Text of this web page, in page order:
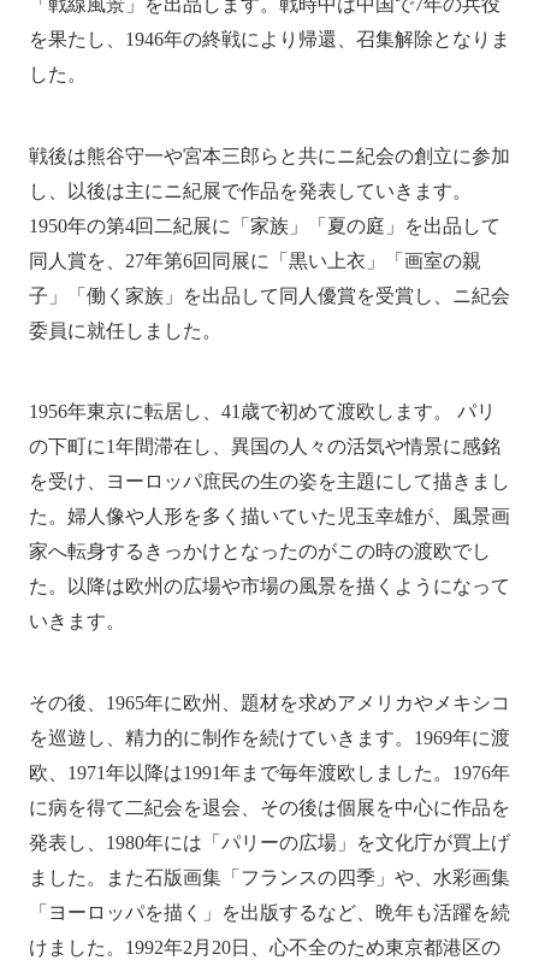
「戦線風景」を出品します。戦時中は中国で7年の兵役
を果たし、1946年の終戦により帰還、召集解除となりま
した。
戦後は熊谷守一や宮本三郎らと共にニ紀会の創立に参加
し、以後は主にニ紀展で作品を発表していきます。
1950年の第4回二紀展に「家族」「夏の庭」を出品して
同人賞を、27年第6回同展に「黒い上衣」「画室の親
子」「働く家族」を出品して同人優賞を受賞し、ニ紀会
委員に就任しました。
1956年東京に転居し、41歳で初めて渡欧します。 パリ
の下町に1年間滞在し、異国の人々の活気や情景に感銘
を受け、ヨーロッパ庶民の生の姿を主題にして描きまし
た。婦人像や人形を多く描いていた児玉幸雄が、風景画
家へ転身するきっかけとなったのがこの時の渡欧でし
た。以降は欧州の広場や市場の風景を描くようになって
いきます。
その後、1965年に欧州、題材を求めアメリカやメキシコ
を巡遊し、精力的に制作を続けていきます。1969年に渡
欧、1971年以降は1991年まで毎年渡欧しました。1976年
に病を得て二紀会を退会、その後は個展を中心に作品を
発表し、1980年には「パリーの広場」を文化庁が買上げ
ました。また石版画集「フランスの四季」や、水彩画集
「ヨーロッパを描く」を出版するなど、晩年も活躍を続
けました。1992年2月20日、心不全のため東京都港区の